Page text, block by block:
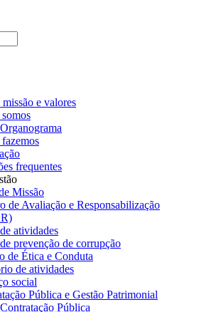
e valores
Organograma
frequentes
Missão
de Avaliação e Responsabilização
atividades
prevenção de corrupção
de Ética e Conduta
de atividades
social
Pública e Gestão Patrimonial
Contratação Pública